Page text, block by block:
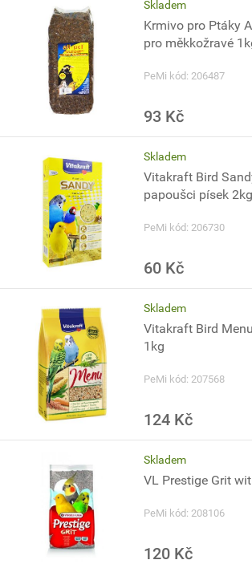
Skladem
Krmivo pro Ptáky
pro měkkožravé
PeMi kód: 206487
93 Kč
Skladem
Vitakraft Bird
papoušci písek 2kg
PeMi kód: 206730
60 Kč
Skladem
Vitakraft Bird
1kg
PeMi kód: 207568
124 Kč
Skladem
VL Prestige Grit
PeMi kód: 208106
120 Kč